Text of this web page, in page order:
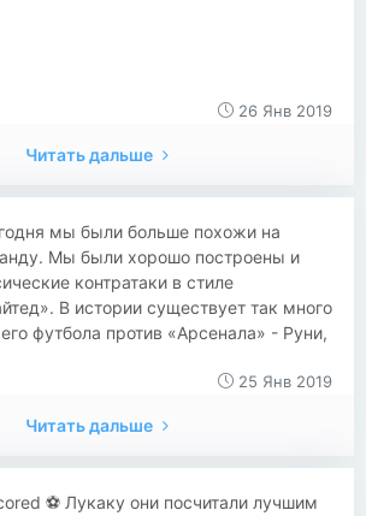
26 Янв 2019
Читать дальше
мы были больше похожи на
Мы были хорошо построены и
контратаки в стиле
В истории существует так много
футбола против «Арсенала» - Руни,
25 Янв 2019
Читать дальше
⚽ Лукаку они посчитали лучшим